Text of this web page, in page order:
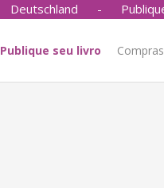
Deutschland -
Publique seu livro